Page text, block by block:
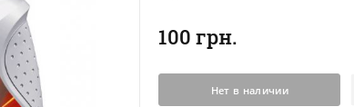
100 грн.
Нет в наличии